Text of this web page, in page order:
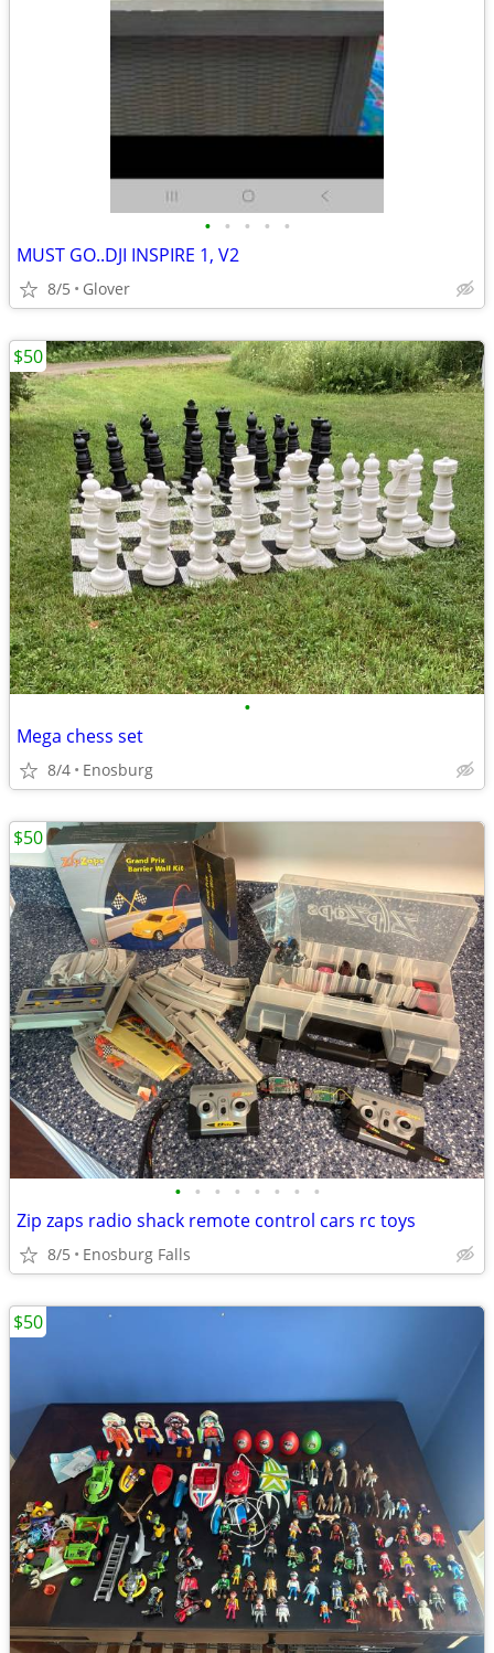
• • • • •
MUST GO..DJI INSPIRE 1, V2
8/5 Glover
•
Mega chess set
8/4 Enosburg
$50
• • • • • • • •
Zip zaps radio shack remote control cars rc toys
8/5 Enosburg Falls
$50
$50